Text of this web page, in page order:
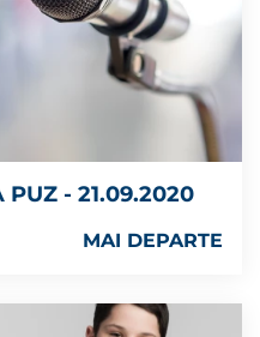
PUZ - 21.09.2020
MAI DEPARTE